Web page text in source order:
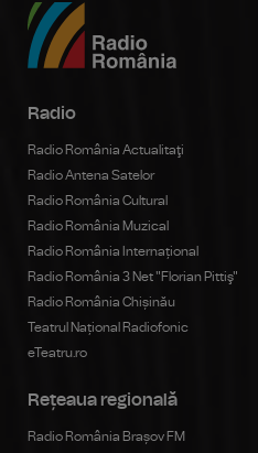
Radio
Radio România Actualitaţi
Radio Antena Satelor
Radio România Cultural
Radio România Muzical
Radio România Internațional
Radio România 3 Net "Florian Pittiş"
Radio România Chișinău
Teatrul Național Radiofonic
eTeatru.ro
Rețeaua regională
Radio România Brașov FM